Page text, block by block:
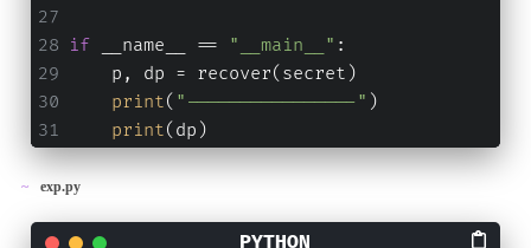
if __name__ == "__main__" :
    p, dp = recover(secret)
print( "----------------" )
print(dp)
exp.py